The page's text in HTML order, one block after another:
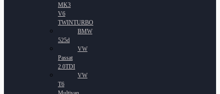
MK3
V6
TWINTURBO
BMW
525d
VW
Passat
2.0TDI
VW
T6